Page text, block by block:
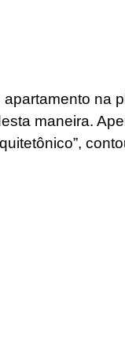
apartamento na
maneira.